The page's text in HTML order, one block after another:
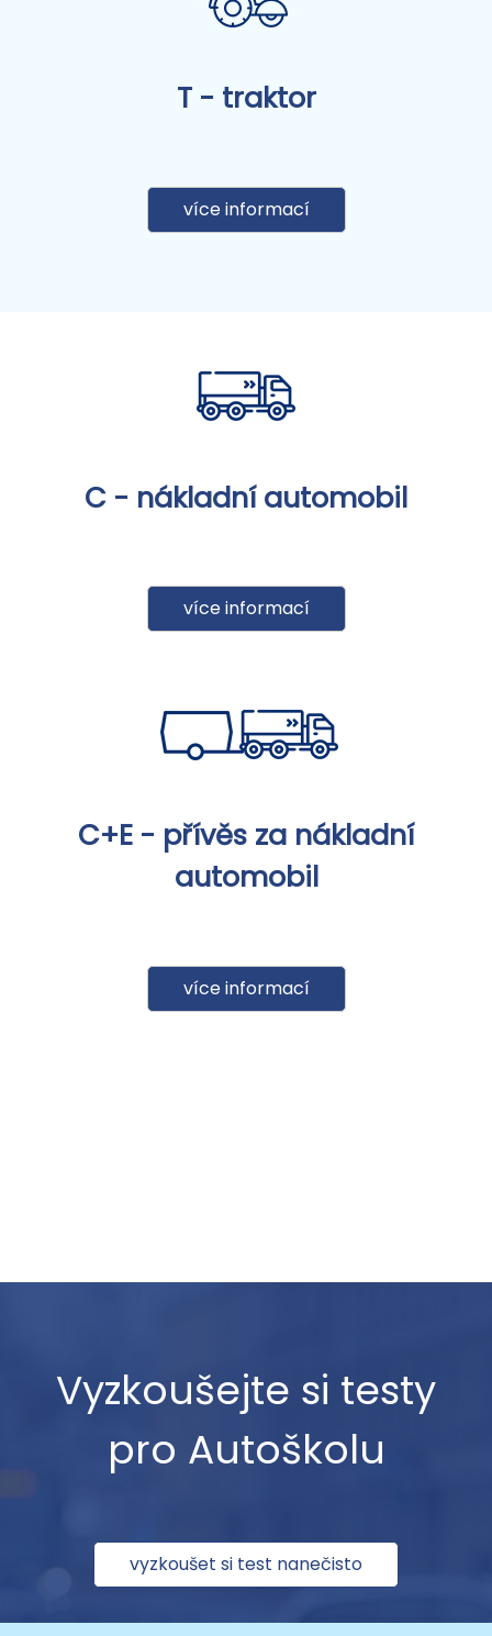
T - traktor
více informací
C - nákladní automobil
více informací
C+E - přívěs za nákladní
automobil
více informací
Vyzkoušejte si testy
pro Autoškolu
vyzkoušet si test nanečisto